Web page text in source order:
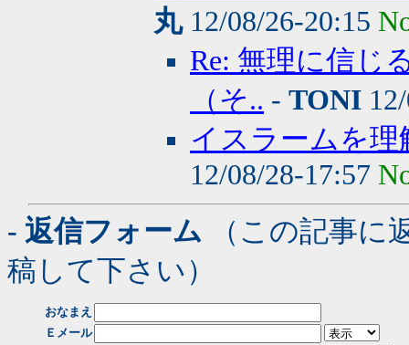
丸12/08/26-20:15
Re: 無理に信じ
（そ.. - TONI
イスラームを理
12/08/28-17:57
- 返信フォーム （この記事に
稿して下さい）
おなまえ
Ｅメール